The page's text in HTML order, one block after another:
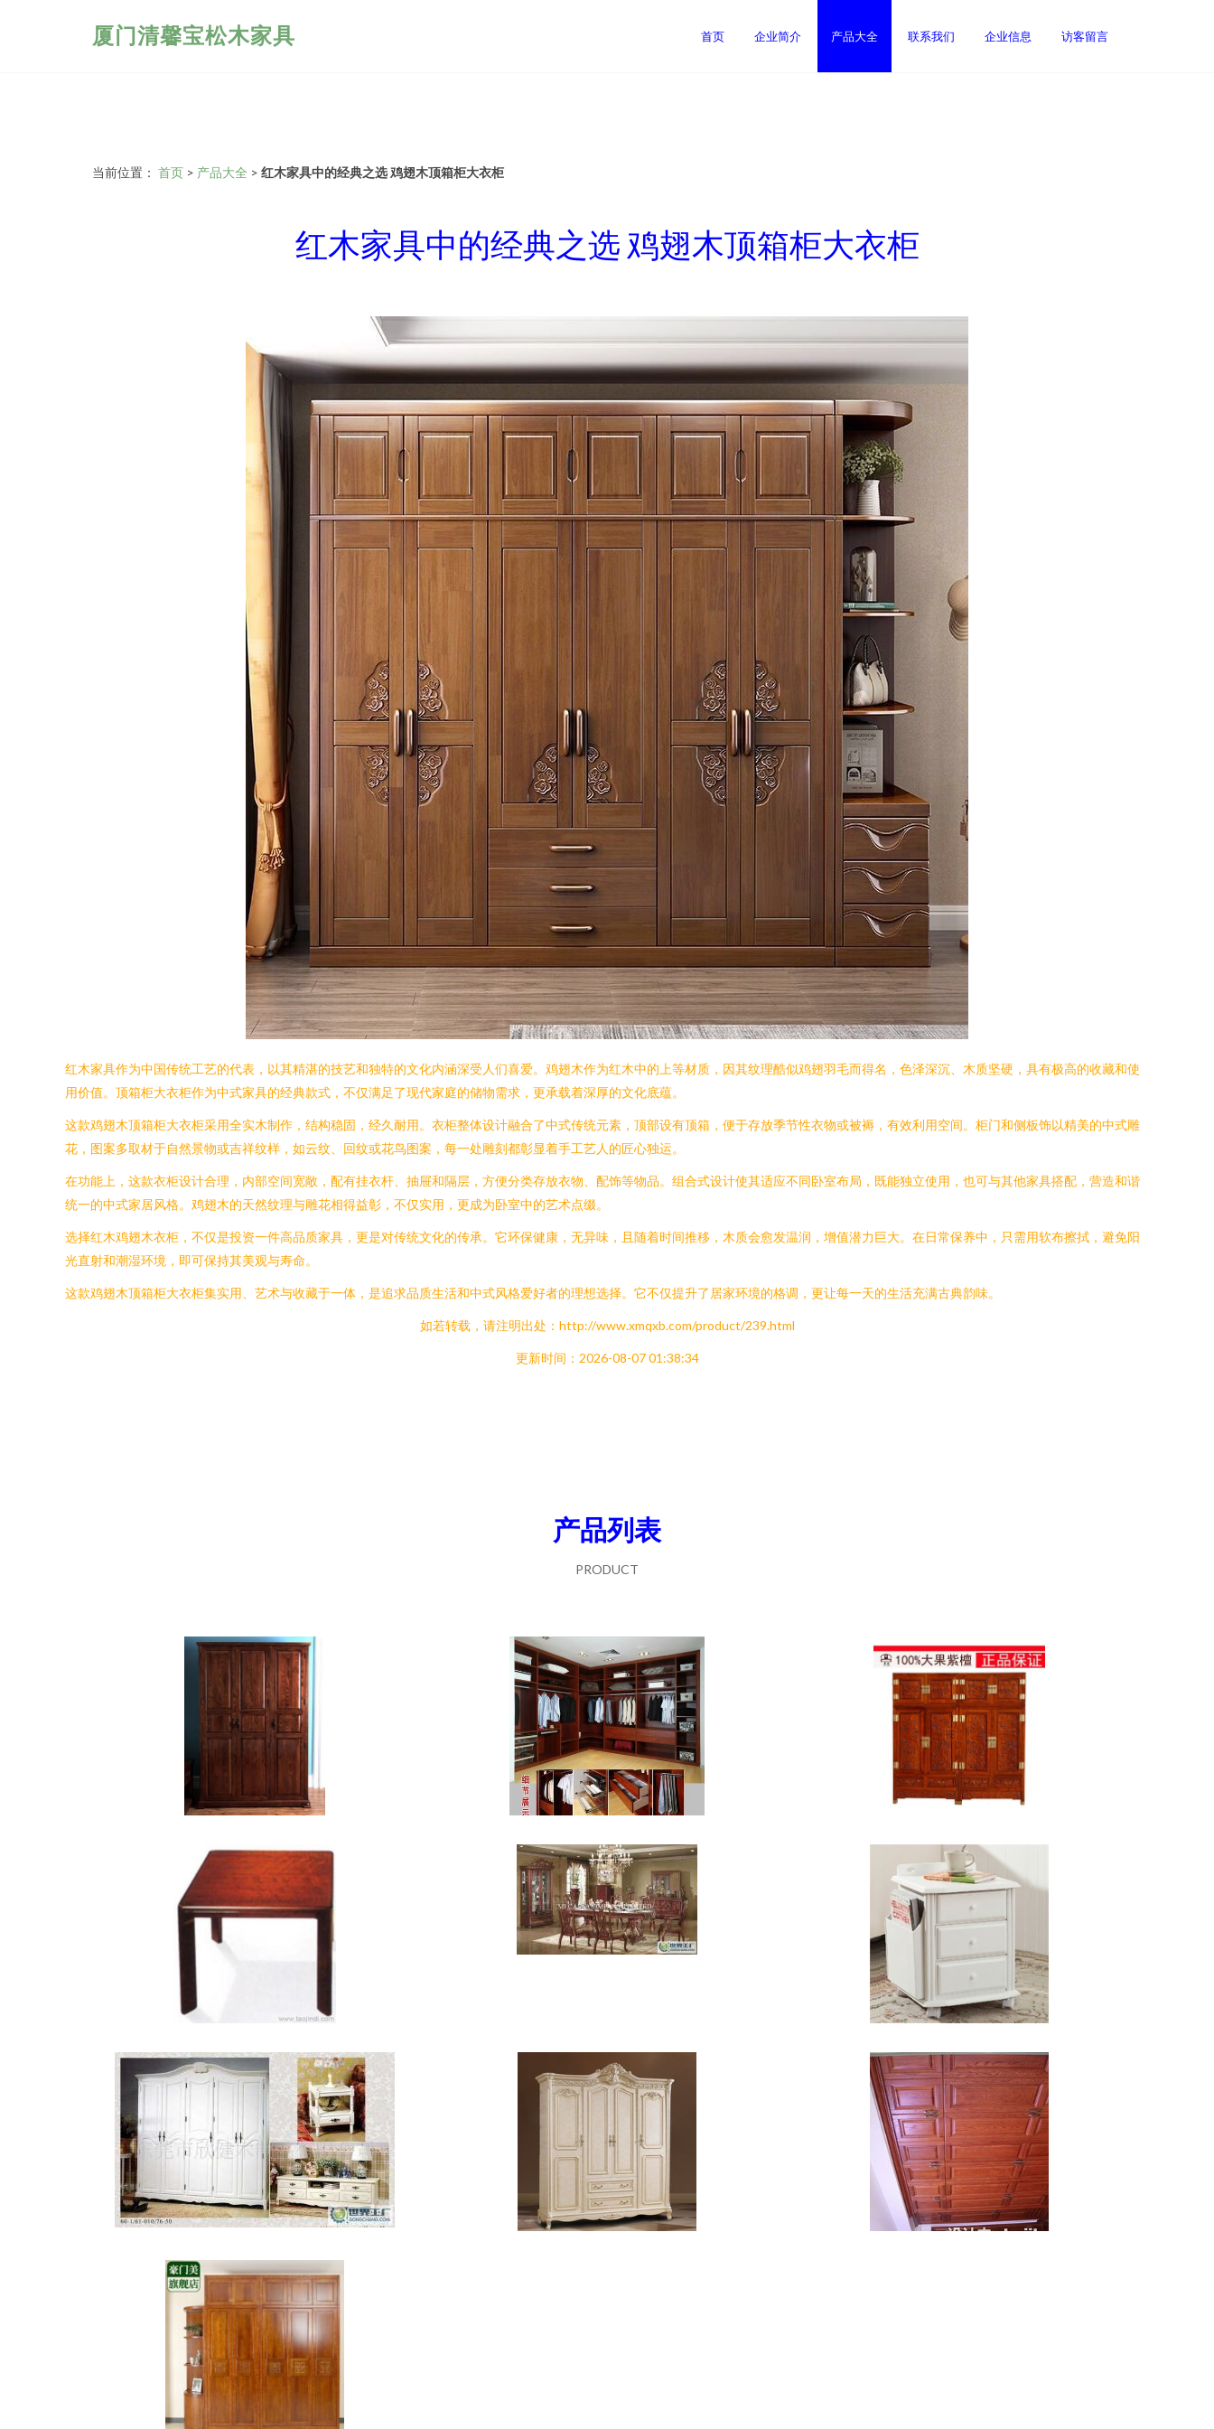
厦门清馨宝松木家具 首页 企业简介 产品大全 联系我们 企业信息 访客留言
当前位置： 首页 > 产品大全 > 红木家具中的经典之选 鸡翅木顶箱柜大衣柜
红木家具中的经典之选 鸡翅木顶箱柜大衣柜
红木家具作为中国传统工艺的代表，以其精湛的技艺和独特的文化内涵深受人们喜爱。鸡翅木作为红木中的上等材质，因其纹理酷似鸡翅羽毛而得名，色泽深沉、木质坚硬，具有极高的收藏和使
用价值。顶箱柜大衣柜作为中式家具的经典款式，不仅满足了现代家庭的储物需求，更承载着深厚的文化底蕴。
这款鸡翅木顶箱柜大衣柜采用全实木制作，结构稳固，经久耐用。衣柜整体设计融合了中式传统元素，顶部设有顶箱，便于存放季节性衣物或被褥，有效利用空间。柜门和侧板饰以精美的中式雕
花，图案多取材于自然景物或吉祥纹样，如云纹、回纹或花鸟图案，每一处雕刻都彰显着手工艺人的匠心独运。
在功能上，这款衣柜设计合理，内部空间宽敞，配有挂衣杆、抽屉和隔层，方便分类存放衣物、配饰等物品。组合式设计使其适应不同卧室布局，既能独立使用，也可与其他家具搭配，营造和谐
统一的中式家居风格。鸡翅木的天然纹理与雕花相得益彰，不仅实用，更成为卧室中的艺术点缀。
选择红木鸡翅木衣柜，不仅是投资一件高品质家具，更是对传统文化的传承。它环保健康，无异味，且随着时间推移，木质会愈发温润，增值潜力巨大。在日常保养中，只需用软布擦拭，避免阳
光直射和潮湿环境，即可保持其美观与寿命。
这款鸡翅木顶箱柜大衣柜集实用、艺术与收藏于一体，是追求品质生活和中式风格爱好者的理想选择。它不仅提升了居家环境的格调，更让每一天的生活充满古典韵味。
如若转载，请注明出处：http://www.xmqxb.com/product/239.html
更新时间：2026-08-07 01:38:34
产品列表
PRODUCT